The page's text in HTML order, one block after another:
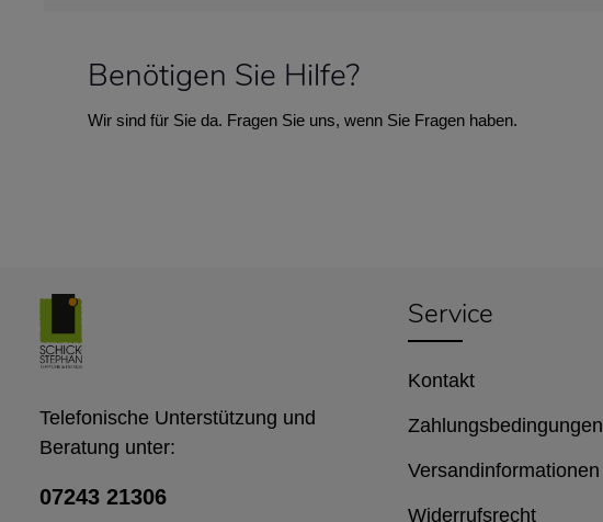
Benötigen Sie Hilfe?
Wir sind für Sie da. Fragen Sie uns, wenn Sie Fragen haben.
Service
Kontakt
Zahlungsbedingungen
Versandinformationen
Widerrufsrecht
Telefonische Unterstützung und
Beratung unter:
07243 21306